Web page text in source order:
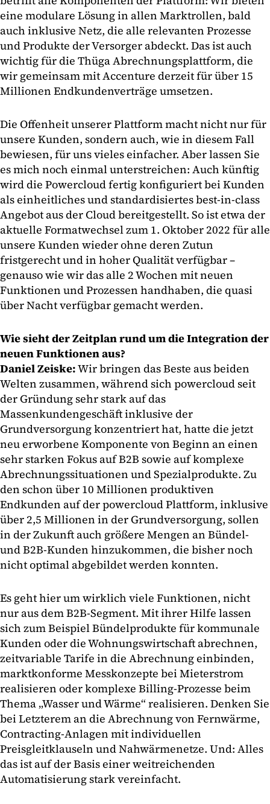
eine modulare Lösung in allen Marktrollen, bald
auch inklusive Netz, die alle relevanten Prozesse
und Produkte der Versorger abdeckt. Das ist auch
wichtig für die Thüga Abrechnungsplattform, die
wir gemeinsam mit Accenture derzeit für über 15
Millionen Endkundenverträge umsetzen.
Die Offenheit unserer Plattform macht nicht nur für
unsere Kunden, sondern auch, wie in diesem Fall
bewiesen, für uns vieles einfacher. Aber lassen Sie
es mich noch einmal unterstreichen: Auch künftig
wird die Powercloud fertig konfiguriert bei Kunden
als einheitliches und standardisiertes best-in-class
Angebot aus der Cloud bereitgestellt. So ist etwa der
aktuelle Formatwechsel zum 1. Oktober 2022 für alle
unsere Kunden wieder ohne deren Zutun
fristgerecht und in hoher Qualität verfügbar –
genauso wie wir das alle 2 Wochen mit neuen
Funktionen und Prozessen handhaben, die quasi
über Nacht verfügbar gemacht werden.
Wie sieht der Zeitplan rund um die Integration der
neuen Funktionen aus?
Daniel Zeiske:Wir bringen das Beste aus beiden
Welten zusammen, während sich powercloud seit
der Gründung sehr stark auf das
Massenkundengeschäft inklusive der
Grundversorgung konzentriert hat, hatte die jetzt
neu erworbene Komponente von Beginn an einen
sehr starken Fokus auf B2B sowie auf komplexe
Abrechnungssituationen und Spezialprodukte. Zu
den schon über 10 Millionen produktiven
Endkunden auf der powercloud Plattform, inklusive
über 2,5 Millionen in der Grundversorgung, sollen
in der Zukunft auch größere Mengen an Bündel-
und B2B-Kunden hinzukommen, die bisher noch
nicht optimal abgebildet werden konnten.
Es geht hier um wirklich viele Funktionen, nicht
nur aus dem B2B-Segment. Mit ihrer Hilfe lassen
sich zum Beispiel Bündelprodukte für kommunale
Kunden oder die Wohnungswirtschaft abrechnen,
zeitvariable Tarife in die Abrechnung einbinden,
marktkonforme Messkonzepte bei Mieterstrom
realisieren oder komplexe Billing-Prozesse beim
Thema „Wasser und Wärme“ realisieren. Denken Sie
bei Letzterem an die Abrechnung von Fernwärme,
Contracting-Anlagen mit individuellen
Preisgleitklauseln und Nahwärmenetze. Und: Alles
das ist auf der Basis einer weitreichenden
Automatisierung stark vereinfacht.